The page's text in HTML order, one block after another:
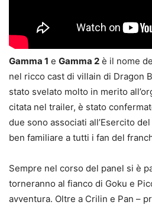
Gamma 1 e Gamma 2 è il nome
nel ricco cast di villain di Dragon
stato svelato molto in merito
citata nel trailer, è stato
due sono associati all’Esercito
ben familiare a tutti i fan del
Sempre nel corso del panel si è
torneranno al fianco di Goku e
avventura. Oltre a Crilin e Pan –